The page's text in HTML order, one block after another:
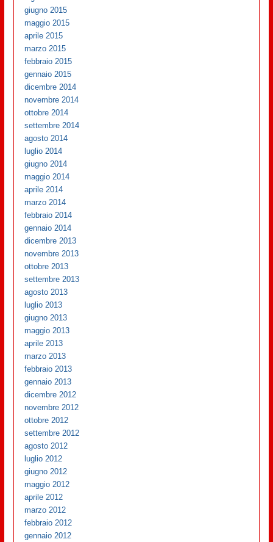
giugno 2015
maggio 2015
aprile 2015
marzo 2015
febbraio 2015
gennaio 2015
dicembre 2014
novembre 2014
ottobre 2014
settembre 2014
agosto 2014
luglio 2014
giugno 2014
maggio 2014
aprile 2014
marzo 2014
febbraio 2014
gennaio 2014
dicembre 2013
novembre 2013
ottobre 2013
settembre 2013
agosto 2013
luglio 2013
giugno 2013
maggio 2013
aprile 2013
marzo 2013
febbraio 2013
gennaio 2013
dicembre 2012
novembre 2012
ottobre 2012
settembre 2012
agosto 2012
luglio 2012
giugno 2012
maggio 2012
aprile 2012
marzo 2012
febbraio 2012
gennaio 2012